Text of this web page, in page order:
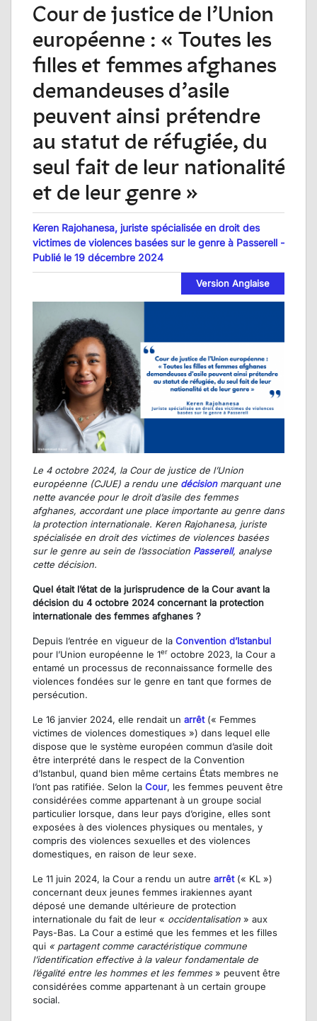
Cour de justice de l’Union
européenne : « Toutes les
filles et femmes afghanes
demandeuses d’asile
peuvent ainsi prétendre
au statut de réfugiée, du
seul fait de leur nationalité
et de leur genre »
Keren Rajohanesa, juriste spécialisée en droit des
victimes de violences basées sur le genre à Passerell -
Publié le 19 décembre 2024
Version Anglaise
Le 4 octobre 2024, la Cour de justice de l’Union
européenne (CJUE) a rendu une décisionmarquant une
nette avancée pour le droit d’asile des femmes
afghanes, accordant une place importante au genre dans
la protection internationale. Keren Rajohanesa, juriste
spécialisée en droit des victimes de violences basées
sur le genre au sein de l’association Passerell, analyse
cette décision.
Quel était l’état de la jurisprudence de la Cour avant la
décision du 4 octobre 2024 concernant la protection
internationale des femmes afghanes ?
Depuis l’entrée en vigueur de la Convention d’Istanbul
pour l’Union européenne le 1er octobre 2023, la Cour a
entamé un processus de reconnaissance formelle des
violences fondées sur le genre en tant que formes de
persécution.
Le 16 janvier 2024, elle rendait un arrêt(« Femmes
victimes de violences domestiques ») dans lequel elle
dispose que le système européen commun d’asile doit
être interprété dans le respect de la Convention
d’Istanbul, quand bien même certains États membres ne
l’ont pas ratifiée. Selon la Cour, les femmes peuvent être
considérées comme appartenant à un groupe social
particulier lorsque, dans leur pays d’origine, elles sont
exposées à des violences physiques ou mentales, y
compris des violences sexuelles et des violences
domestiques, en raison de leur sexe.
Le 11 juin 2024, la Cour a rendu un autre arrêt(« KL »)
concernant deux jeunes femmes irakiennes ayant
déposé une demande ultérieure de protection
internationale du fait de leur « occidentalisation » aux
Pays-Bas. La Cour a estimé que les femmes et les filles
qui « partagent comme caractéristique commune
l’identification effective à la valeur fondamentale de
l’égalité entre les hommes et les femmes» peuvent être
considérées comme appartenant à un certain groupe
social.